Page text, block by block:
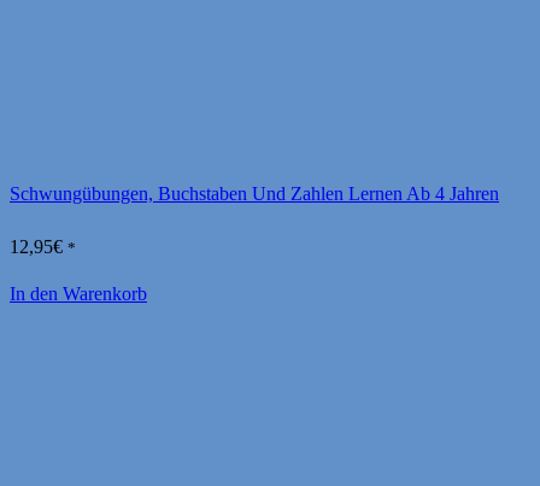
Schwungübungen, Buchstaben Und Zahlen Lernen Ab 4 Jahren
12,95€ *
In den Warenkorb